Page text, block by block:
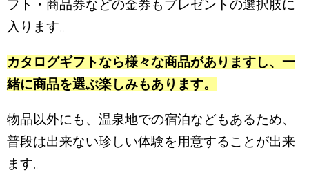
フト・商品券などの金券もプレゼントの選択肢に
入ります。
カタログギフトなら様々な商品がありますし、一
緒に商品を選ぶ楽しみもあります。
物品以外にも、温泉地での宿泊などもあるため、
普段は出来ない珍しい体験を用意することが出来
ます。